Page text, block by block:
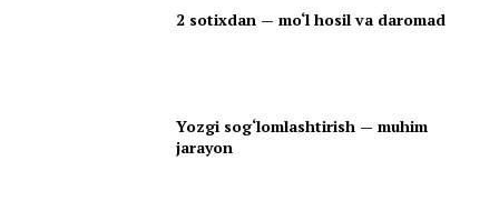
2 sotixdan — mo‘l hosil va daromad
Yozgi sog‘lomlashtirish — muhim
jarayon